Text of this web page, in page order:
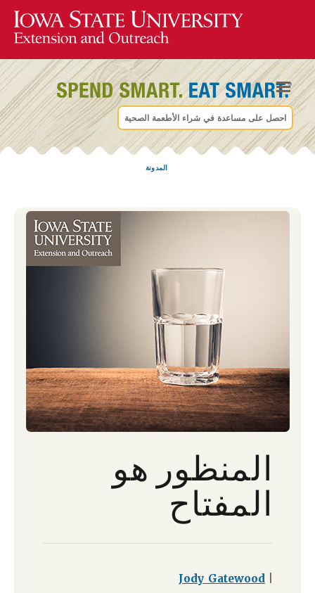
احصل على مساعدة في شراء الأطعمة الصحية
المدونة
المنظور هو
المفتاح
Jody Gatewood